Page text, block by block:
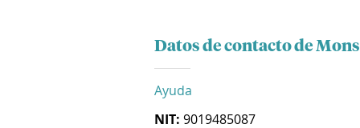
Datos de contacto de
Ayuda
NIT: 9019485087